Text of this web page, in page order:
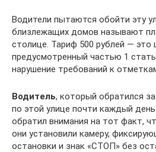
Водители пытаются обойти эту
близлежащих домов называют
столице. Тариф 500 рублей — это
предусмотренный частью 1
нарушение требований к
Водитель, который обратился
по этой улице почти каждый
обратил внимания на тот факт,
они установили камеру,
остановки и знак «СТОП» без